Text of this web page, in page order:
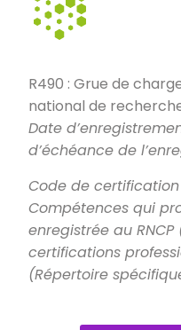
R490 : Grue de
national de
Date
d’échéance de
Code de
Compétences qui
enregistrée au
certifications
(Répertoire